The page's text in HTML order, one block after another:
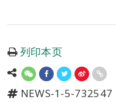
列印本页
NEWS-1-5-732547